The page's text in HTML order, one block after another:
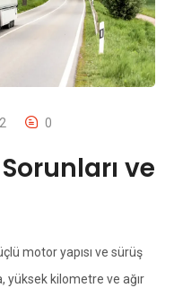
0
ve
motor yapısı ve sürüş
yüksek kilometre ve ağır